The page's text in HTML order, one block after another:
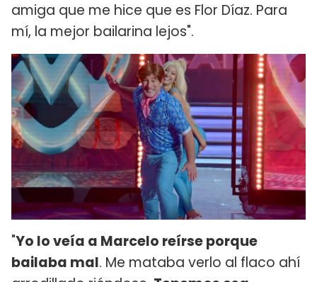
amiga que me hice que es Flor Díaz. Para
mí, la mejor bailarina lejos".
"Yo lo veía a Marcelo reírse porque
bailaba mal. Me mataba verlo al flaco ahí